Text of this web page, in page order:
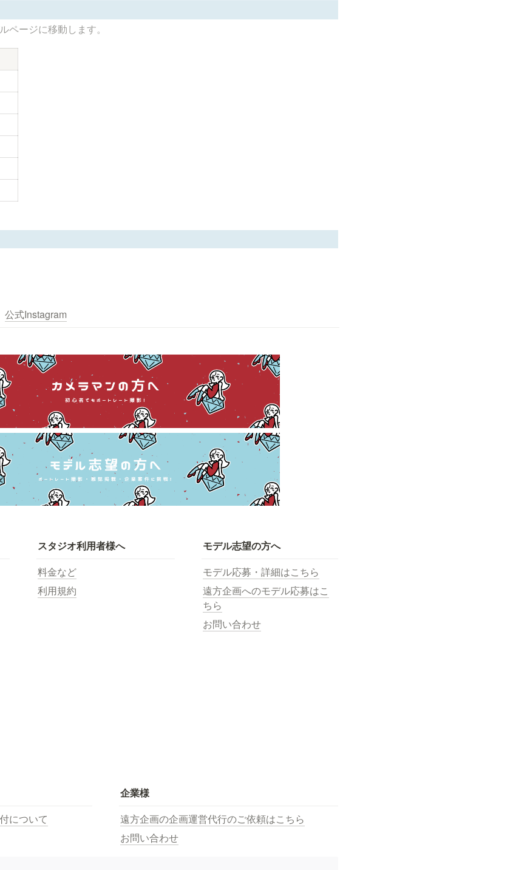
ページに移動します。
公式Instagram
スタジオ利用者様へ
料金など
利用規約
モデル志望の方へ
モデル応募・詳細はこちら
遠方企画へのモデル応募はこ
ちら
お問い合わせ
について
企業様
遠方企画の企画運営代行のご依頼はこちら
お問い合わせ